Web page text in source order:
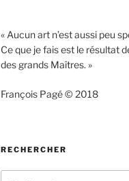
« Aucun art n’est aussi peu
Ce que je fais est le résultat
des grands Maîtres. »
François Pagé © 2018
RECHERCHER